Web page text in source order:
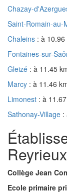
Chazay-
Saint-Romain-au-
Chaleins : à 10.96
Fontaines-sur-
Gleizé : à 11.45
Marcy : à 11.46
Limonest : à
Sathonay-Village :
Reyrieux
Collège Jean
Ecole primaire